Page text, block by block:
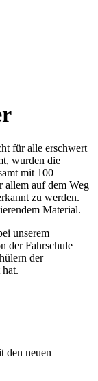
für alle erschwert
wurden die
mit 100
allem auf dem Weg
zu werden.
Material.
unserem
der Fahrschule
der
hat.
den neuen